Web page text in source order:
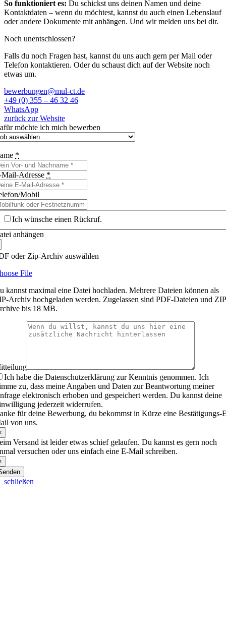
So funktioniert es: Du schickst uns deinen Namen und deine
Kontaktdaten – wenn du möchtest, kannst du auch einen Lebenslauf
oder andere Dokumente mit anhängen. Und wir melden uns bei dir.
Noch unentschlossen?
Falls du noch Fragen hast, kannst du uns auch gern per Mail oder
Telefon kontaktieren. Oder du schaust dich auf der Website noch
etwas um.
bewerbungen@mul-ct.de
+49 (0) 355 – 46 32 46
WhatsApp
zurück zur Website
möchte ich mich bewerben
*
Adresse *
Mobil
Ich wünsche einen Rückruf.
anhängen
oder Zip-Archiv auswählen
File
kannst maximal eine Datei hochladen. Mehrere Dateien können als
Archiv hochgeladen werden. Zugelassen sind PDF-Dateien und
bis 18 MB.
Ich habe die Datenschutzerklärung zur Kenntnis genommen. Ich
zu, dass meine Angaben und Daten zur Beantwortung meiner
elektronisch erhoben und gespeichert werden. Du kannst deine
jederzeit widerrufen.
für deine Bewerbung, du bekommst in Kürze eine Bestätigungs-
von uns.
Versand ist leider etwas schief gelaufen. Du kannst es gern noch
versuchen oder uns einfach eine E-Mail schreiben.
schließen